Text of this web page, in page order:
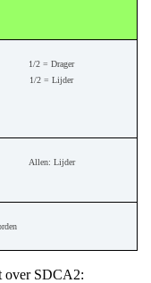
1/2 = Drager
1/2 = Lijder
Allen: Lijder
over SDCA2: